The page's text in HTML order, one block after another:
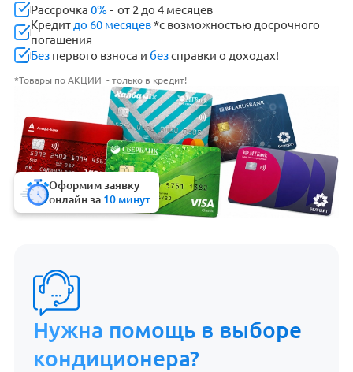
Рассрочка0% - от 2 до 4 месяцев
Кредит до 60 месяцев*с возможностью досрочного
погашения
Без первого взноса и безсправки о доходах!
*Товары по АКЦИИ - только в кредит!
Оформим заявку
онлайн за 10 минут.
Нужна помощь в выборе
кондиционера?